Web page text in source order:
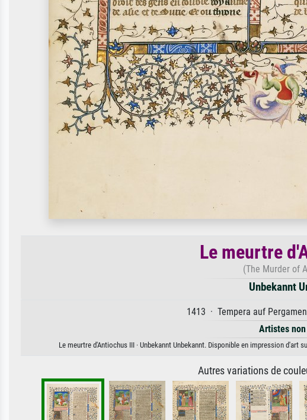
Le meurtre
(The Murder of
Unbekannt
1413 · Tempera auf
Artistes
Le meurtre d'Antiochus III · Unbekannt Unbekannt. Disponible en impression
Autres variations de